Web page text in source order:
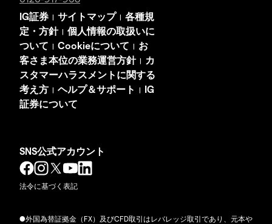
IG証券 | サイトマップ | 各種規
定・方針| 個人情報の取扱いに
ついて | Cookieについて | お
客さま本位の業務運営方針|
カ
スタマーハラスメントに関する
考え方 | ヘルプ＆サポート | IG
証券について
SNS公式アカウント
法令に基づく表記
●外国為替証拠金（FX）及びCFD取引はレバレッジ取引であり、元本や